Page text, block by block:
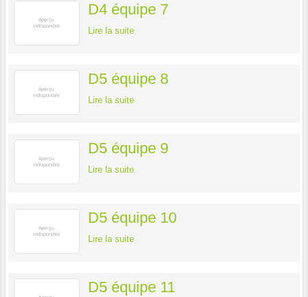
D4 équipe 7
Lire la suite
D5 équipe 8
Lire la suite
D5 équipe 9
Lire la suite
D5 équipe 10
Lire la suite
D5 équipe 11